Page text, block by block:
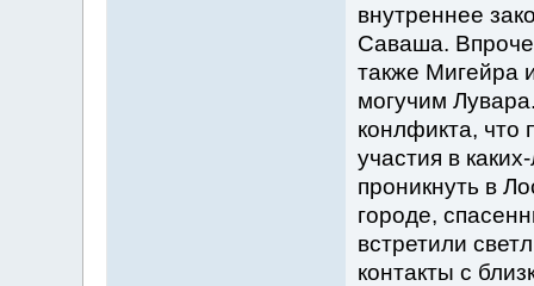
внутреннее
Саваша.
также Мигейра
могучим
конлфикта, что
участия в
проникнуть в
городе,
встретили
контакты с